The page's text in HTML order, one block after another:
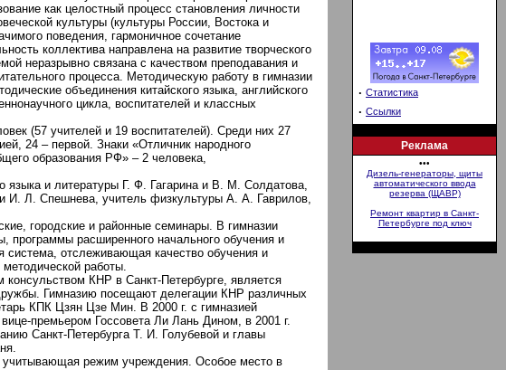
как целостный процесс становления личности
культуры (культуры России, Востока и
поведения, гармоничное сочетание
коллектива направлена на развитие творческого
неразрывно связана с качеством преподавания и
процесса. Методическую работу в гимназии
объединения китайского языка, английского
цикла, воспитателей и классных
(57 учителей и 19 воспитателей). Среди них 27
24 – первой. Знаки «Отличник народного
образования РФ» – 2 человека,
языка и литературы Г. Ф. Гагарина и В. М. Солдатова,
И. Л. Спешнева, учитель физкультуры А. А. Гаврилов,
городские и районные семинары. В гимназии
программы расширенного начального обучения и
система, отслеживающая качество обучения и
работы.
консульством КНР в Санкт-Петербурге, является
Гимназию посещают делегации КНР различных
КПК Цзян Цзе Мин. В 2000 г. с гимназией
премьером Госсовета Ли Лань Дином, в 2001 г.
Санкт-Петербурга Т. И. Голубевой и главы
учитывающая режим учреждения. Особое место в
· Статистика
· Ссылки
Реклама
•••
Дизель-генераторы, щиты
автоматического ввода
резерва (ЩАВР)
Ремонт квартир в Санкт-
Петербурге под ключ